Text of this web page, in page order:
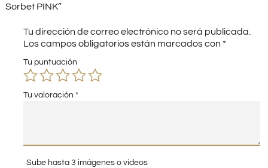
Sorbet PINK”
Tu dirección de correo electrónico no será publicada.
Los campos obligatorios están marcados con *
Tu puntuación
Tu valoración *
Sube hasta 3 imágenes o vídeos